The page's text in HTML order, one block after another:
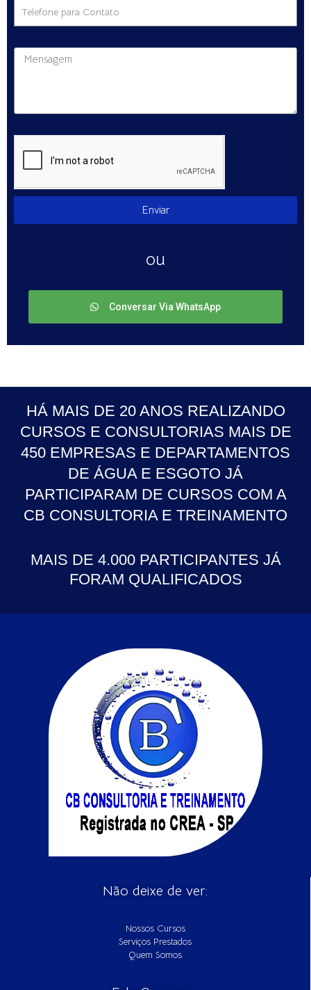
Enviar
ou
Conversar Via WhatsApp
HÁ MAIS DE 20 ANOS REALIZANDO
CURSOS E CONSULTORIAS MAIS DE
450 EMPRESAS E DEPARTAMENTOS
DE ÁGUA E ESGOTO JÁ
PARTICIPARAM DE CURSOS COM A
CB CONSULTORIA E TREINAMENTO
MAIS DE 4.000 PARTICIPANTES JÁ
FORAM QUALIFICADOS
Não deixe de ver:
Nossos Cursos
Serviços Prestados
Quem Somos